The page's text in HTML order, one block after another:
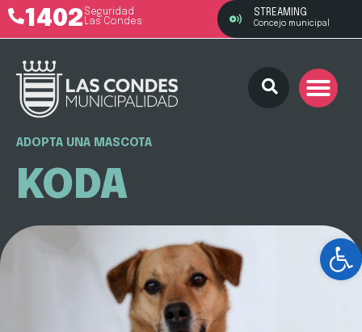
1402 Seguridad
Las Condes
STREAMING
Concejo municipal
ADOPTA UNA MASCOTA
KODA